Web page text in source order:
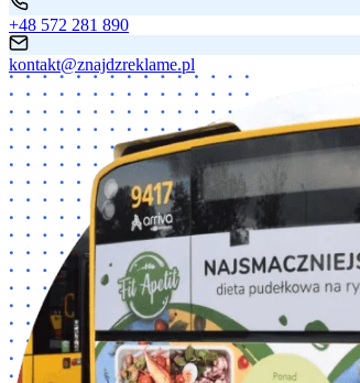
+48 572 281 890
kontakt@znajdzreklame.pl